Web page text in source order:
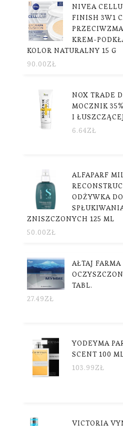
NIVEA
FINISH 3W1
KREM-
KOLOR NATURALNY 15 G
90.00ZŁ
NOX TRADE
MOCZNIK
I
6.64ZŁ
ALFAPARF
ODŻYWKA
ZNISZCZONYCH 125 ML
50.00ZŁ
AŁTAJ
TABL.
27.49ZŁ
YODEYMA
SCENT 100
103.99ZŁ
VICTORIA